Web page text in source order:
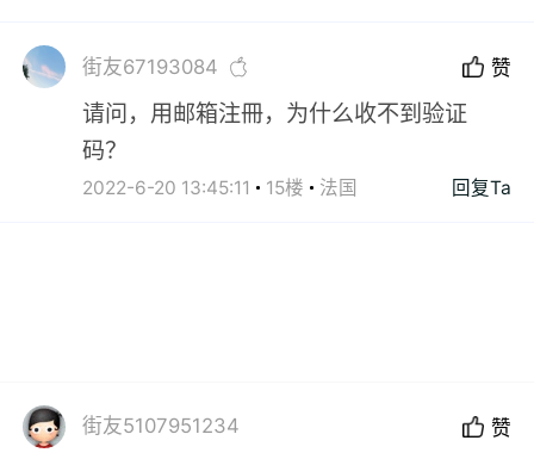
街友67193084 赞
请问，用邮箱注冊，为什么收不到验证
码？
2022-6-20 13:45:11 15楼 法国 回复Ta
街友5107951234 赞